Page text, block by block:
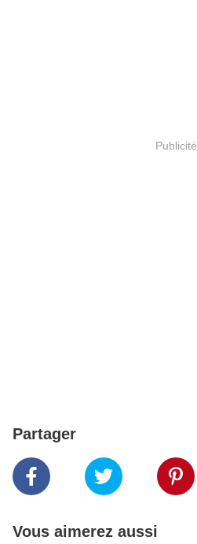
Publicité
Partager
Vous aimerez aussi